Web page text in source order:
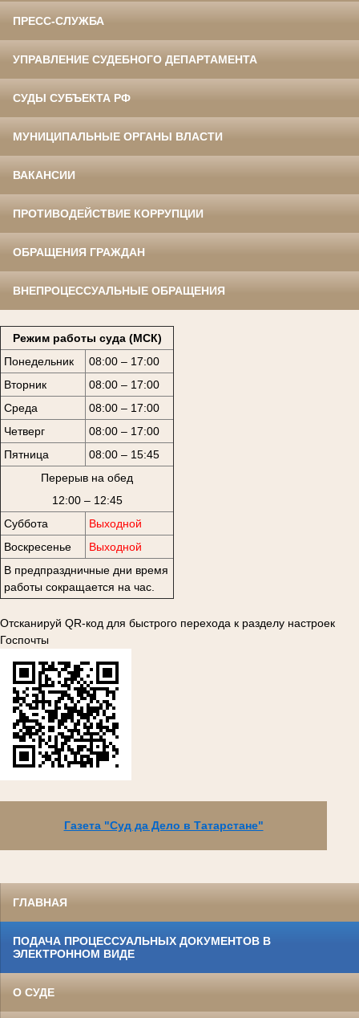
ПРЕСС-СЛУЖБА
УПРАВЛЕНИЕ СУДЕБНОГО ДЕПАРТАМЕНТА
СУДЫ СУБЪЕКТА РФ
МУНИЦИПАЛЬНЫЕ ОРГАНЫ ВЛАСТИ
ВАКАНСИИ
ПРОТИВОДЕЙСТВИЕ КОРРУПЦИИ
ОБРАЩЕНИЯ ГРАЖДАН
ВНЕПРОЦЕССУАЛЬНЫЕ ОБРАЩЕНИЯ
Режим работы суда (МСК)
Понедельник
08:00 – 17:00
Вторник
08:00 – 17:00
Среда
08:00 – 17:00
Четверг
08:00 – 17:00
Пятница
08:00 – 15:45
Перерыв на обед
12:00 – 12:45
Суббота
Выходной
Воскресенье
Выходной
В предпраздничные дни время
работы сокращается на час.
Отсканируй QR-код для быстрого перехода к разделу настроек
Госпочты
Газета "Суд да Дело в Татарстане"
ГЛАВНАЯ
ПОДАЧА ПРОЦЕССУАЛЬНЫХ ДОКУМЕНТОВ В
ЭЛЕКТРОННОМ ВИДЕ
О СУДЕ